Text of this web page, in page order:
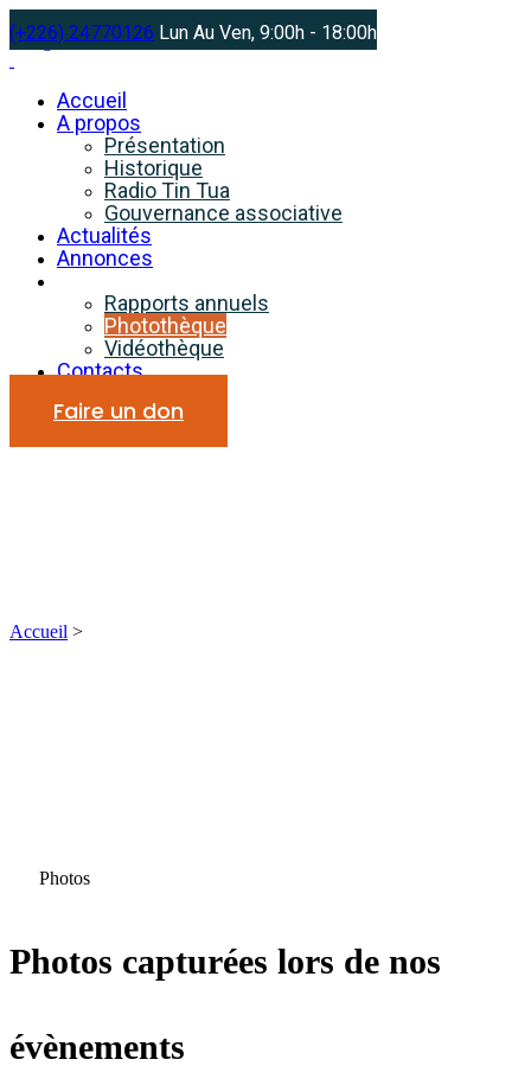
(+226) 24770126 Lun Au Ven, 9:00h - 18:00h
Accueil
A propos
Présentation
Historique
Radio Tin Tua
Gouvernance associative
Actualités
Annonces
Rapports annuels
Photothèque
Vidéothèque
Contacts
Faire un don
Photothèque
- Association
Accueil >
Photos
Photos capturées lors de nos
évènements